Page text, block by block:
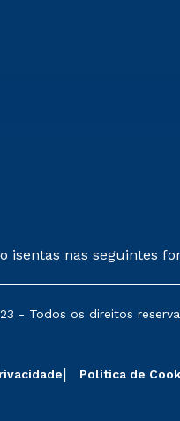
isentas nas seguintes
poderão
- Todos os direitos
Política de